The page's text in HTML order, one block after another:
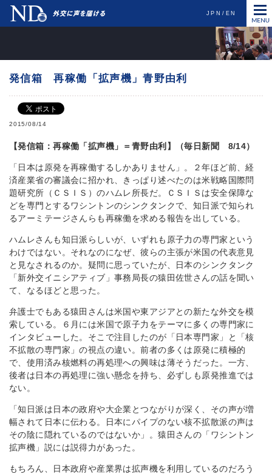
JPN EN
発信箱 再稼働「拡声機」青野由利
2015/08/14
【発信箱：再稼働「拡声機」＝青野由利】（毎日新聞 8/14）
「日本は原発を再稼働するしかありません」。２年ほど前、経
済産業省の審議会に招かれ、きっぱり述べたのは米戦略国際問
題研究所（ＣＳＩＳ）のハムレ所長だ。ＣＳＩＳは安全保障な
どを専門とするワシントンのシンクタンクで、知日派で知られ
るアーミテージさんらも再稼働を求める報告を出している。
ハムレさんも知日派らしいが、いずれも原子力の専門家という
わけではない。それなのになぜ、彼らの主張が米国の代表意見
と見なされるのか。疑問に思っていたが、日本のシンクタンク
「新外交イニシアティブ」事務局長の猿田佐世さんの話を聞い
て、なるほどと思った。
弁護士でもある猿田さんは米国や東アジアとの新たな外交を模
索している。６月には米国で原子力をテーマに多くの専門家に
インタビューした。そこで注目したのが「日本専門家」と「核
不拡散の専門家」の視点の違い。前者の多くは原発に積極的
で、使用済み核燃料の再処理への興味は薄そうだった。一方、
後者は日本の再処理に強い懸念を持ち、必ずしも原発推進では
ない。
「知日派は日本の政府や大企業とつながりが深く、その声が増
幅されて日本に伝わる。日本にパイプのない核不拡散派の声は
その陰に隠れているのではないか」。猿田さんの「ワシントン
拡声機」説には説得力があった。
もちろん、日本政府や産業界は拡声機を利用しているのだろう